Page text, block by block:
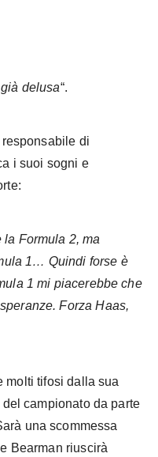
delusa“.
di
i suoi sogni e
la Formula 2, ma
1… Quindi forse è
1 mi piacerebbe che
Forza Haas,
molti tifosi dalla sua
campionato da parte
una scommessa
Bearman riuscirà